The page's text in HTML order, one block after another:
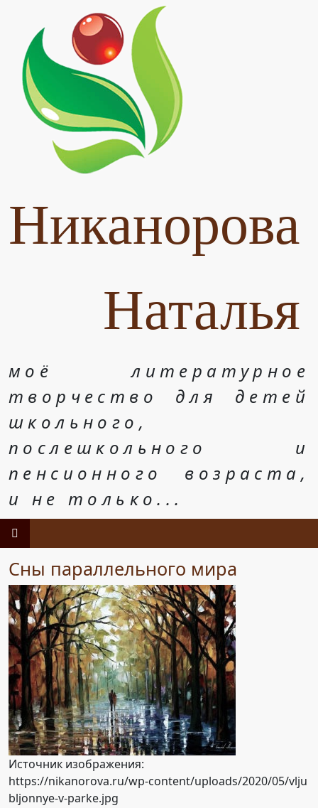
Никанорова
Наталья
моё литературное
творчество для детей
школьного,
послешкольного и
пенсионного возраста,
и не только...
Сны параллельного мира
Источник изображения:
https://nikanorova.ru/wp-content/uploads/2020/05/vlju
bljonnye-v-parke.jpg